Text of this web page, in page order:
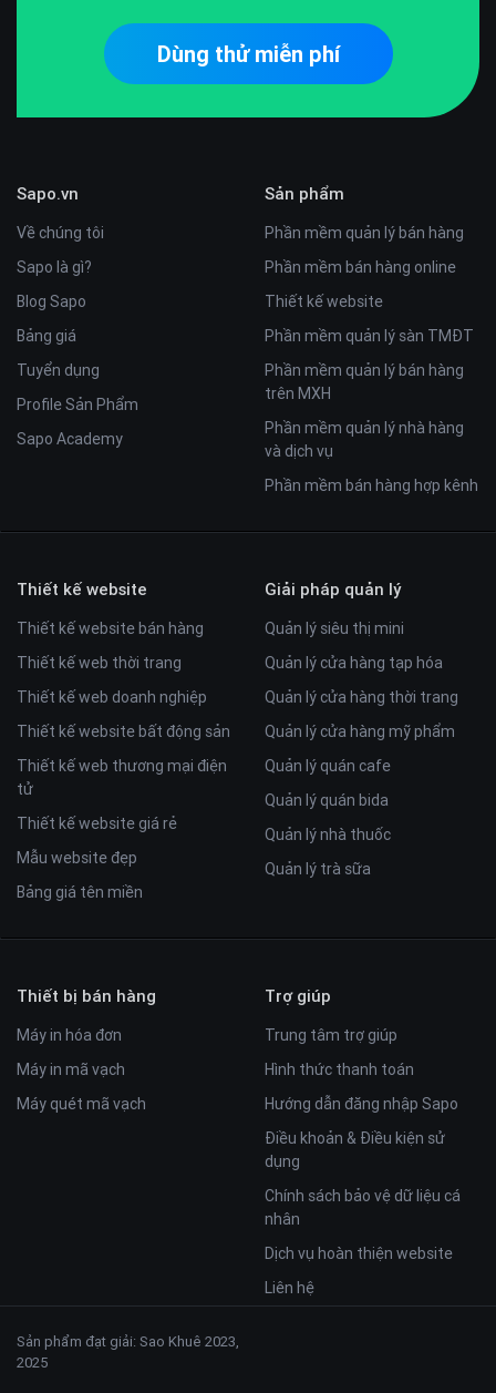
Dùng thử miễn phí
Sapo.vn
Về chúng tôi
Sapo là gì?
Blog Sapo
Bảng giá
Tuyển dụng
Profile Sản Phẩm
Sapo Academy
Sản phẩm
Phần mềm quản lý bán hàng
Phần mềm bán hàng online
Thiết kế website
Phần mềm quản lý sàn TMĐT
Phần mềm quản lý bán hàng
trên MXH
Phần mềm quản lý nhà hàng
và dịch vụ
Phần mềm bán hàng hợp kênh
Thiết kế website
Thiết kế website bán hàng
Thiết kế web thời trang
Thiết kế web doanh nghiệp
Thiết kế website bất động sản
Thiết kế web thương mại điện
tử
Thiết kế website giá rẻ
Mẫu website đẹp
Bảng giá tên miền
Giải pháp quản lý
Quản lý siêu thị mini
Quản lý cửa hàng tạp hóa
Quản lý cửa hàng thời trang
Quản lý cửa hàng mỹ phẩm
Quản lý quán cafe
Quản lý quán bida
Quản lý nhà thuốc
Quản lý trà sữa
Thiết bị bán hàng
Máy in hóa đơn
Máy in mã vạch
Máy quét mã vạch
Trợ giúp
Trung tâm trợ giúp
Hình thức thanh toán
Hướng dẫn đăng nhập Sapo
Điều khoản & Điều kiện sử
dụng
Chính sách bảo vệ dữ liệu cá
nhân
Dịch vụ hoàn thiện website
Liên hệ
Sản phẩm đạt giải: Sao Khuê 2023,
2025